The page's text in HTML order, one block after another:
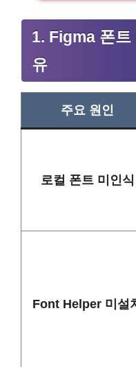
1. Figma 폰트
유
주요 원인
로컬 폰트 미인식
Font Helper 미설